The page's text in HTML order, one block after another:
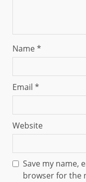
Name*
Email *
Website
Save my name,
browser for the